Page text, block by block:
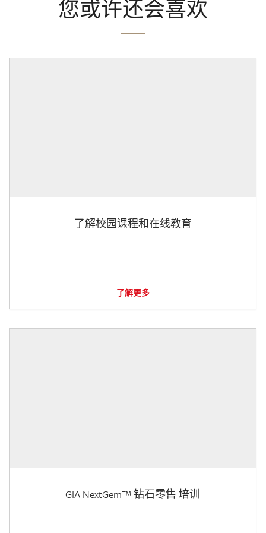
您或许还会喜欢
了解校园课程和在线教育
了解更多
GIA NextGem™ 钻石零售 培训